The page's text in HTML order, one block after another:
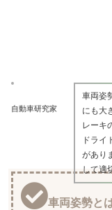
自動車研究家
車両姿
にも大
レーキ
ドライ
があり
して適
車両姿勢とは